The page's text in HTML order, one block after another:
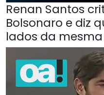
Renan Santos
Bolsonaro e diz
lados da